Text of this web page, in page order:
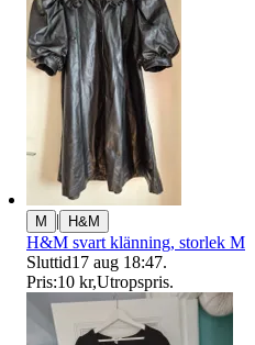
M | H&M
H&M svart klänning, storlek M
Sluttid17 aug 18:47.
Pris:10 kr,Utropspris.